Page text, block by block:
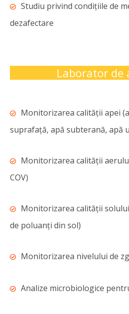
Studiu privind condiţiile de
dezafectare
Laborator de
Monitorizarea calității apei
suprafaţă, apă subterană, apă
Monitorizarea calității
COV)
Monitorizarea calității
de poluanţi din sol)
Monitorizarea nivelului de
Analize microbiologice